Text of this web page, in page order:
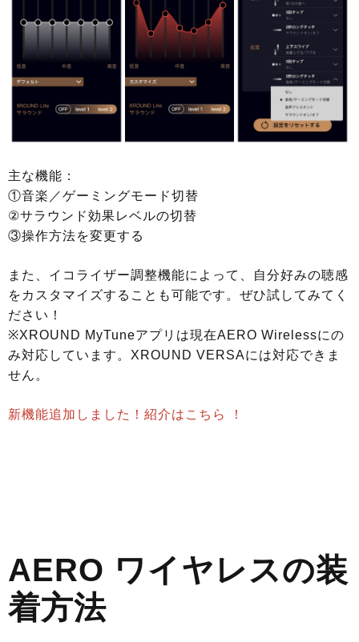
主な機能：
①音楽／ゲーミングモード切替
②サラウンド効果レベルの切替
③操作方法を変更する
また、イコライザー調整機能によって、自分好みの聴感
をカスタマイズすることも可能です。ぜひ試してみてく
ださい！
※XROUND MyTuneアプリは現在AERO Wirelessにの
み対応しています。XROUND VERSAには対応できま
せん。
新機能追加しました！紹介は こちら ！
AERO ワイヤレスの装
着方法